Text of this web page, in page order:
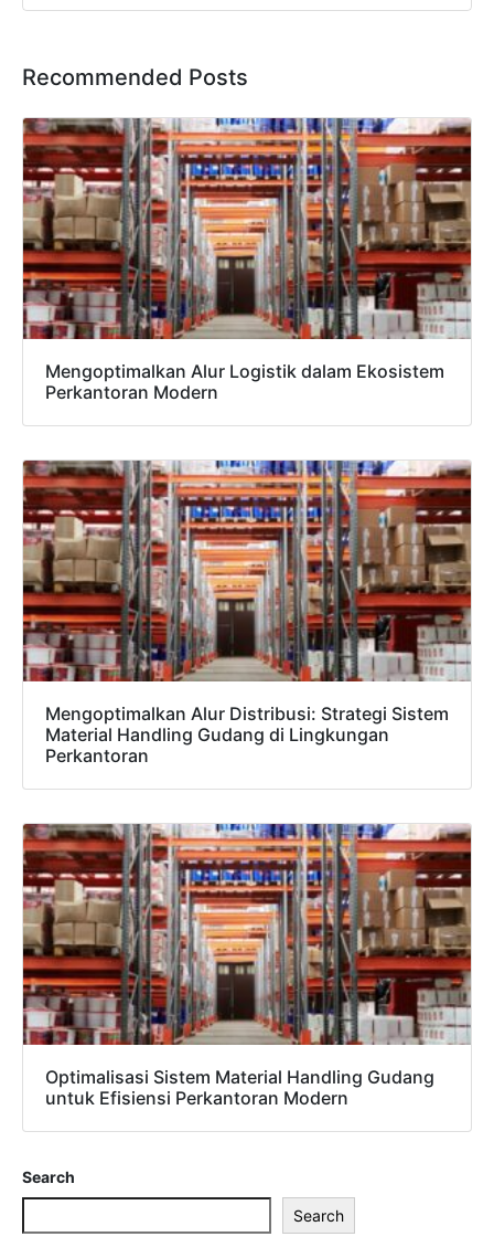
Recommended Posts
Mengoptimalkan Alur Logistik dalam Ekosistem
Perkantoran Modern
Mengoptimalkan Alur Distribusi: Strategi Sistem
Material Handling Gudang di Lingkungan
Perkantoran
Optimalisasi Sistem Material Handling Gudang
untuk Efisiensi Perkantoran Modern
Search
Search